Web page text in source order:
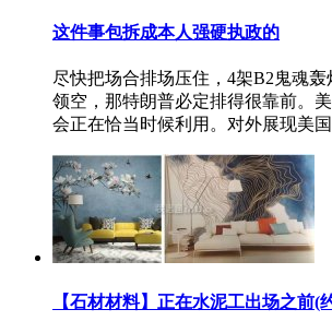
这件事包拆成本人强硬执政的
尽快把场合排场压住，4架B2鬼魂
领空，那特朗普必定排得很靠前。
会正在恰当时候利用。对外展现美
【石材材料】正在水泥工出场之前(